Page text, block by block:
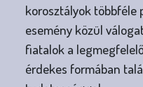
korosztályok többféle
esemény közül
fiatalok a
érdekes formában